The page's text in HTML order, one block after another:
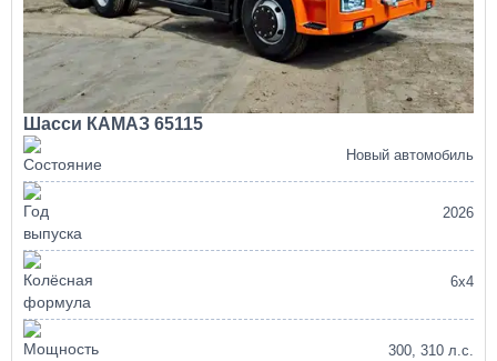
Шасси КАМАЗ 65115
Новый автомобиль
2026
6х4
300, 310 л.с.